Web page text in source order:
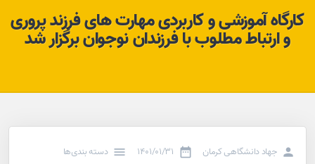
کارگاه آموزشی و کاربردی مهارت های فرزند پروری
و ارتباط مطلوب با فرزندان نوجوان برگزار شد
جهاد دانشگاهی کرمان ۱۴۰۱/۰۱/۳۱
دسته بندی‌ها